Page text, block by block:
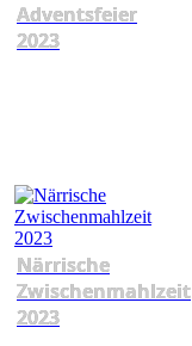
Adventsfeier
2023
Närrische
Zwischenmahlzeit
2023